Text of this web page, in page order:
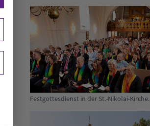
Festgottesdienst in der St.-Nikolai-Kirche.